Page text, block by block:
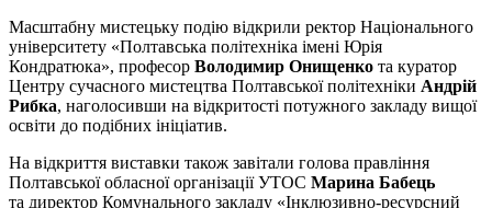
Масштабну мистецьку подію відкрили ректор Національного
університету «Полтавська політехніка імені Юрія
Кондратюка», професор Володимир Онищенко та куратор
Центру сучасного мистецтва Полтавської політехніки Андрій
Рибка, наголосивши на відкритості потужного закладу вищої
освіти до подібних ініціатив.
На відкриття виставки також завітали голова правління
Полтавської обласної організації УТОС Марина Бабець
та директор Комунального закладу «Інклюзивно-ресурсний